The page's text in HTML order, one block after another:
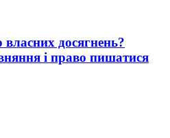
досягнень?
і право пишатися